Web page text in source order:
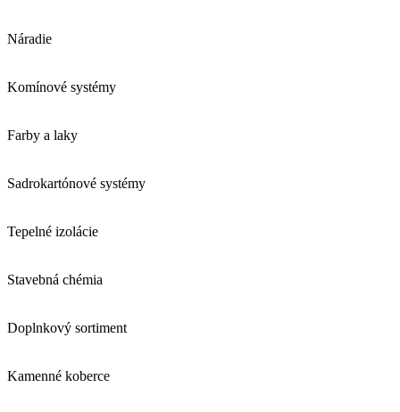
Náradie
Komínové systémy
Farby a laky
Sadrokartónové systémy
Tepelné izolácie
Stavebná chémia
Doplnkový sortiment
Kamenné koberce